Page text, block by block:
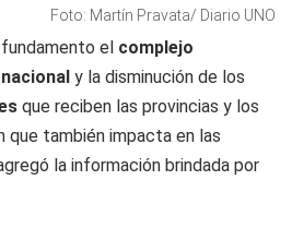
Foto: Martín Pravata/ Diario UNO
el complejo
y la disminución de los
que reciben las provincias y los
que también impacta en las
la información brindada por